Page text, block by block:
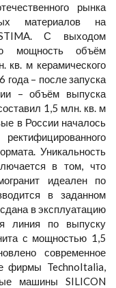
рынка
материалов на
С выходом
мощность объём
кв. м керамического
года – после запуска
– объём выпуска
1,5 млн. кв. м
в России началось
Уникальность
в том, что
идеален по
в заданном
в эксплуатацию
линия по выпуску
с мощностью 1,5
современное
фирмы TechnoItalia,
машины SILICON